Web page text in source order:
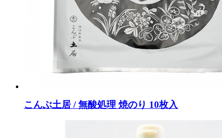
こんぶ土居 / 無酸処理 焼のり 10枚入